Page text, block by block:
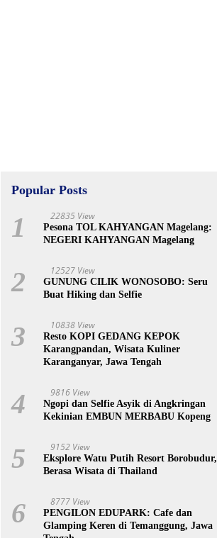
Popular Posts
1 22835 View
Pesona TOL KAHYANGAN Magelang:
NEGERI KAHYANGAN Magelang
2 12527 View
GUNUNG CILIK WONOSOBO: Seru
Buat Hiking dan Selfie
3 10838 View
Resto KOPI GEDANG KEPOK
Karangpandan, Wisata Kuliner
Karanganyar, Jawa Tengah
4 9816 View
Ngopi dan Selfie Asyik di Angkringan
Kekinian EMBUN MERBABU Kopeng
5 9152 View
Eksplore Watu Putih Resort Borobudur,
Berasa Wisata di Thailand
6 8777 View
PENGILON EDUPARK: Cafe dan
Glamping Keren di Temanggung, Jawa